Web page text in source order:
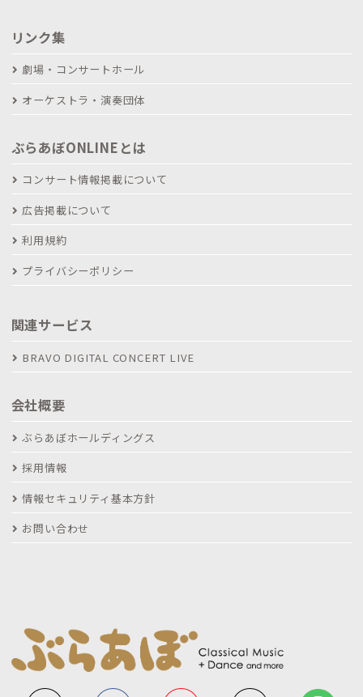
リンク集
劇場・コンサートホール
オーケストラ・演奏団体
ぶらあぼONLINEとは
コンサート情報掲載について
広告掲載について
利用規約
プライバシーポリシー
関連サービス
BRAVO DIGITAL CONCERT LIVE
会社概要
ぶらあぼホールディングス
採用情報
情報セキュリティ基本方針
お問い合わせ